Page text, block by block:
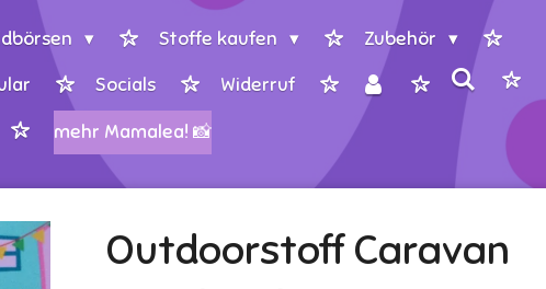
Stoffe kaufen
Zubehör
Socials Widerruf
mehr Mamalea! 📸
Outdoorstoff Caravan